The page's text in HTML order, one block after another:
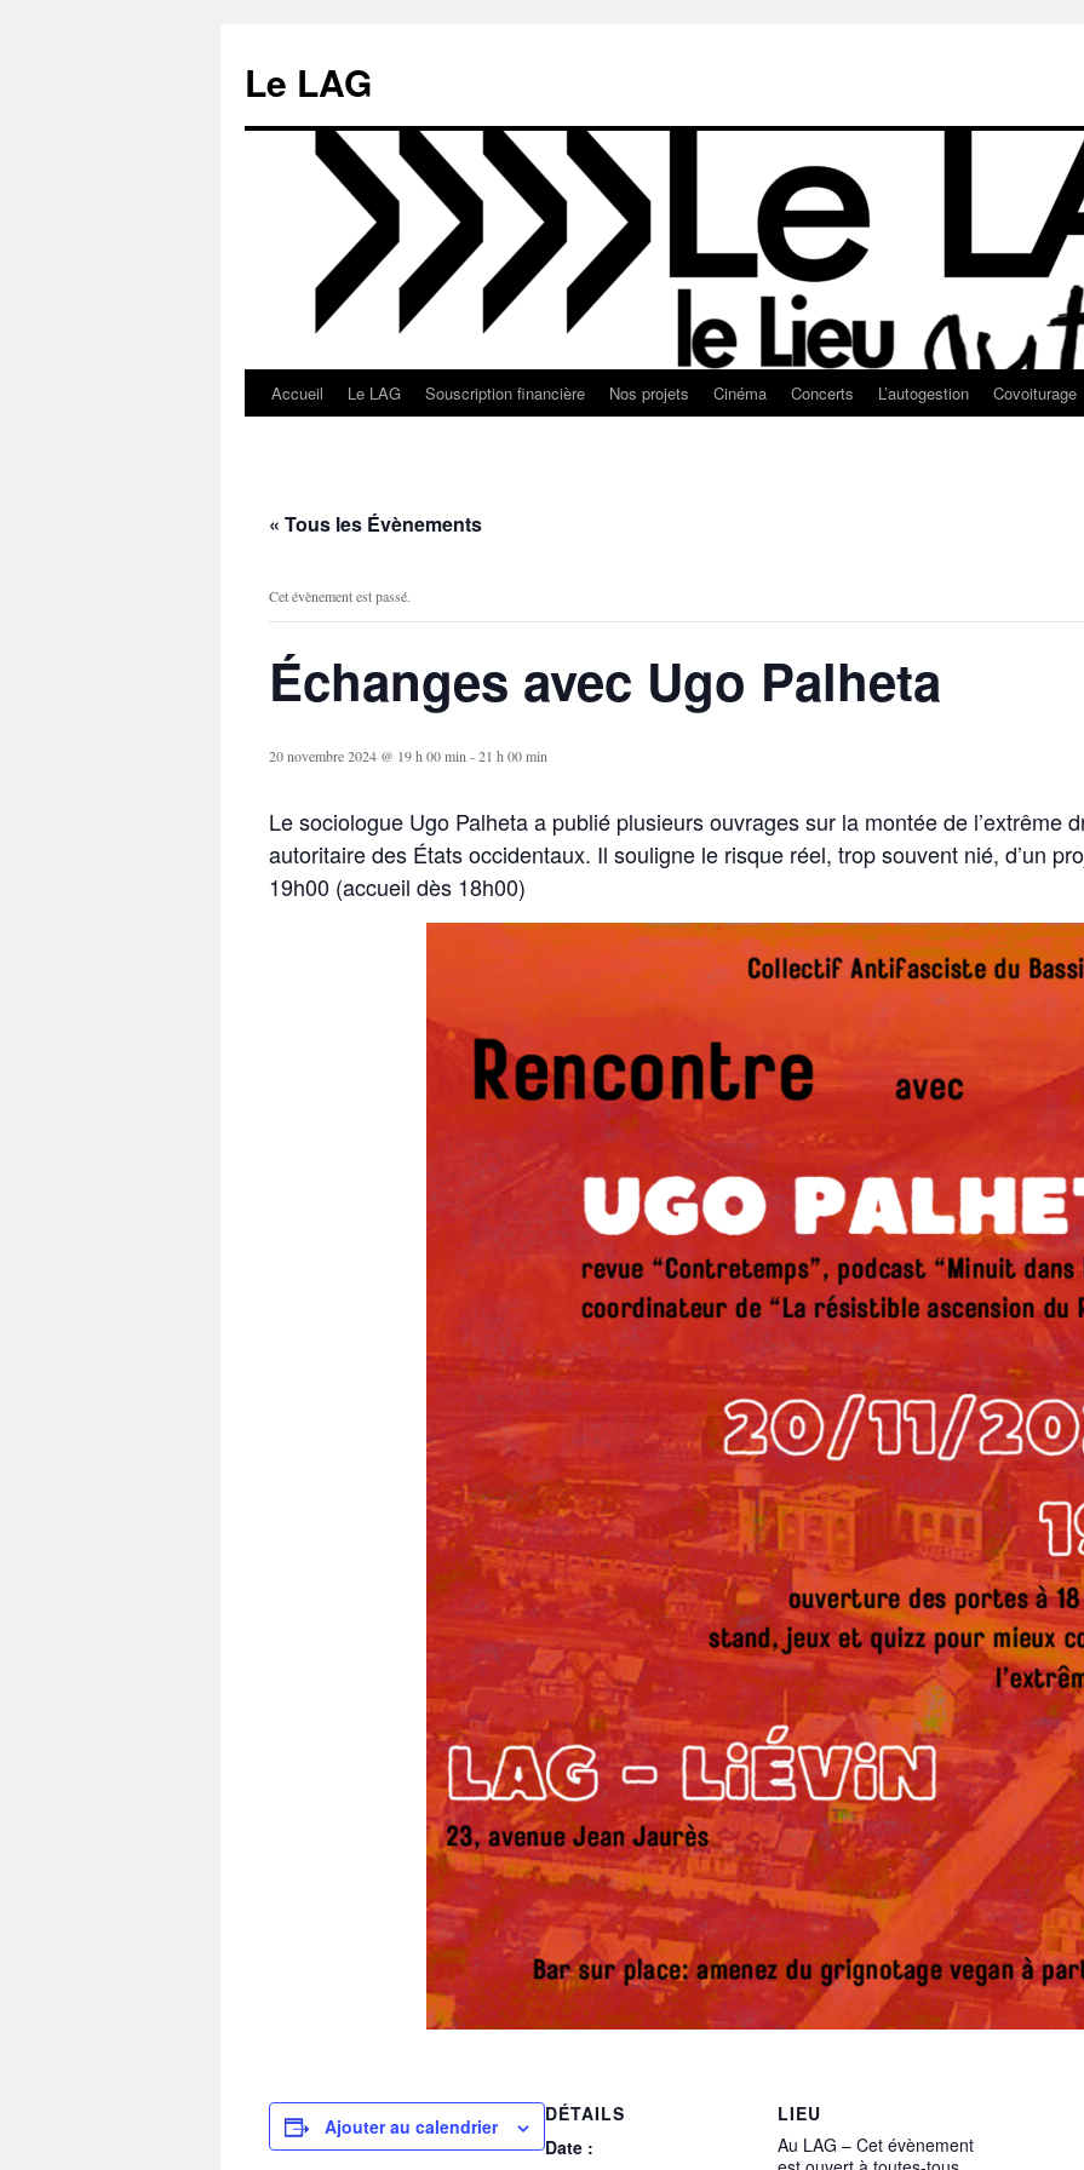
contenu
Le LAG
Accueil Le LAG Souscription financière Nos projets Cinéma Concerts L’autogestion Covoiturage
« Tous les Évènements
Cet évènement est passé.
Échanges avec Ugo Palheta
20 novembre 2024 @ 19 h 00 min -21 h 00 min
Le sociologue Ugo Palheta a publié plusieurs ouvrages sur la montée de l’extrême
autoritaire des États occidentaux. Il souligne le risque réel, trop souvent nié, d’un
19h00 (accueil dès 18h00)
Ajouter au calendrier
DÉTAILS
Date :
LIEU
Au LAG – Cet évènement